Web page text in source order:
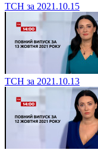
ТСН за 2021.10.15
ТСН за 2021.10.13